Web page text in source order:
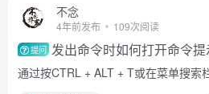
不念
4年前发布 109次阅读
提问 发出命令时如何打开命令提
通过按CTRL + ALT + T或在菜单搜索